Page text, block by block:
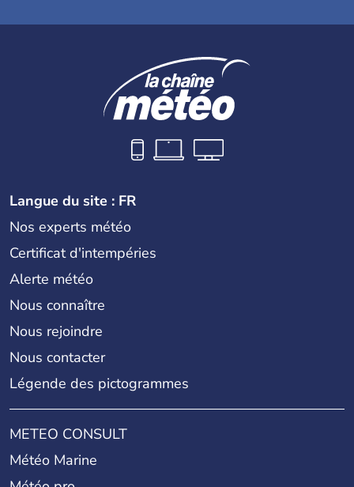
Langue du site : FR
Nos experts météo
Certificat d'intempéries
Alerte météo
Nous connaître
Nous rejoindre
Nous contacter
Légende des pictogrammes
METEO CONSULT
Météo Marine